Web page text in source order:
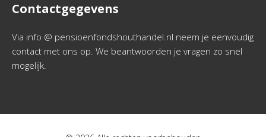
Contactgegevens
Via info @ pensioenfondshouthandel.nl neem je eenvoudig
contact met ons op. We beantwoorden je vragen zo snel
mogelijk.